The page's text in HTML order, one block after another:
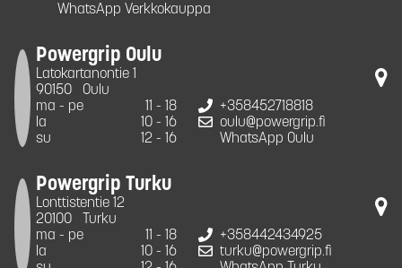
WhatsApp Verkkokauppa
Powergrip Oulu
Latokartanontie 1
90150
Oulu
ma - pe
11 - 18
la
10 - 16
su
12 - 16
+358452718818
oulu@powergrip.fi
WhatsApp Oulu
Powergrip Turku
Lonttistentie 12
20100
Turku
ma - pe
11 - 18
la
10 - 16
+358442434925
turku@powergrip.fi